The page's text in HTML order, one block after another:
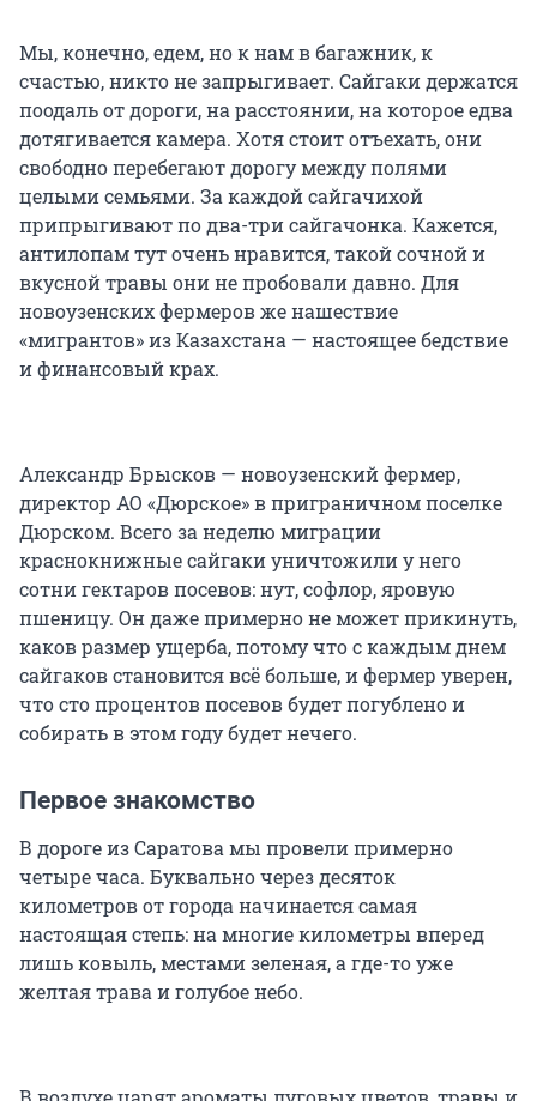
Мы, конечно, едем, но к нам в багажник, к
счастью, никто не запрыгивает. Сайгаки держатся
поодаль от дороги, на расстоянии, на которое едва
дотягивается камера. Хотя стоит отъехать, они
свободно перебегают дорогу между полями
целыми семьями. За каждой сайгачихой
припрыгивают по два-три сайгачонка. Кажется,
антилопам тут очень нравится, такой сочной и
вкусной травы они не пробовали давно. Для
новоузенских фермеров же нашествие
«мигрантов» из Казахстана — настоящее бедствие
и финансовый крах.
Александр Брысков — новоузенский фермер,
директор АО «Дюрское» в приграничном поселке
Дюрском. Всего за неделю миграции
краснокнижные сайгаки уничтожили у него
сотни гектаров посевов: нут, софлор, яровую
пшеницу. Он даже примерно не может прикинуть,
каков размер ущерба, потому что с каждым днем
сайгаков становится всё больше, и фермер уверен,
что сто процентов посевов будет погублено и
собирать в этом году будет нечего.
Первое знакомство
В дороге из Саратова мы провели примерно
четыре часа. Буквально через десяток
километров от города начинается самая
настоящая степь: на многие километры вперед
лишь ковыль, местами зеленая, а где-то уже
желтая трава и голубое небо.